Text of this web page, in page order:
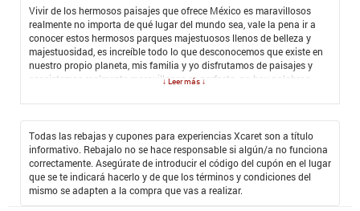
Vivir de los hermosos paisajes que ofrece México es maravillosos
realmente no importa de qué lugar del mundo sea, vale la pena ir a
conocer estos hermosos parques majestuosos llenos de belleza y
majestuosidad, es increíble todo lo que desconocemos que existe en
nuestro propio planeta, mis familia y yo disfrutamos de paisajes y
ecosistemas realmente maravillosos es perfecto, no hay palabras
Xcaret, Xel-Há, Xplor, Xplor fuego, Xichen, Xenotes, Xoximilco tiene n
algo mágico que hace que estos lugares se vuelvan únicos. Lo mejor
de todo es que manejan precios realmente económicos, que se
acomodan perfectamente a las posibilidades de pago de cualquier
persona, adicional a sus tarifas con elCódigo Descuento experiencia
Xcaretobtuvimos un descuento realmente significativo, es imposible
creer que se puede disfrutar de estos paisajes a precios tan módicos
↓ Leer más ↓
Todas las rebajas y cupones para experiencias Xcaret son a título
informativo. Rebajalo no se hace responsable si algún/a no funciona
correctamente. Asegúrate de introducir el código del cupón en el lugar
que se te indicará hacerlo y de que los términos y condiciones del
mismo se adapten a la compra que vas a realizar.